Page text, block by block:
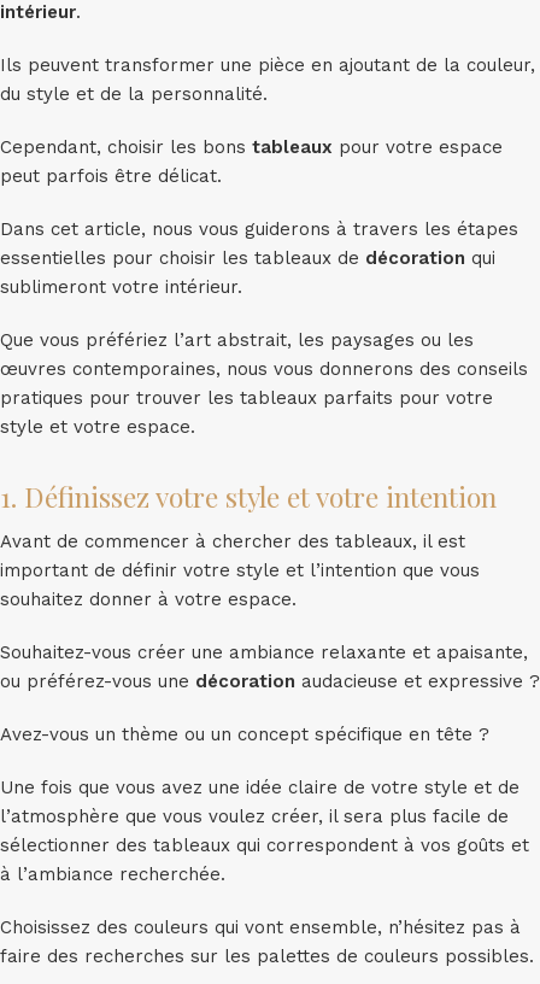
intérieur.
Ils peuvent transformer une pièce en ajoutant de la couleur,
du style et de la personnalité.
Cependant, choisir les bons tableaux pour votre espace
peut parfois être délicat.
Dans cet article, nous vous guiderons à travers les étapes
essentielles pour choisir les tableaux de décoration qui
sublimeront votre intérieur.
Que vous préfériez l’art abstrait, les paysages ou les
œuvres contemporaines, nous vous donnerons des conseils
pratiques pour trouver les tableaux parfaits pour votre
style et votre espace.
1. Définissez votre style et votre intention
Avant de commencer à chercher des tableaux, il est
important de définir votre style et l’intention que vous
souhaitez donner à votre espace.
Souhaitez-vous créer une ambiance relaxante et apaisante,
ou préférez-vous une décoration audacieuse et expressive ?
Avez-vous un thème ou un concept spécifique en tête ?
Une fois que vous avez une idée claire de votre style et de
l’atmosphère que vous voulez créer, il sera plus facile de
sélectionner des tableaux qui correspondent à vos goûts et
à l’ambiance recherchée.
Choisissez des couleurs qui vont ensemble, n’hésitez pas à
faire des recherches sur les palettes de couleurs possibles.